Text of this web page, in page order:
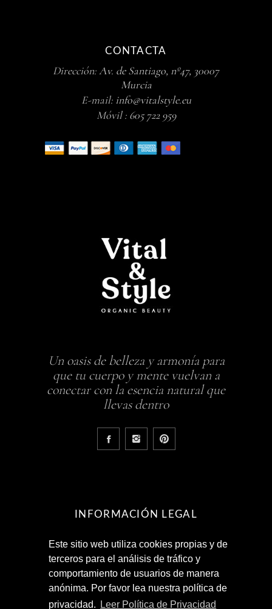
Este sitio web utiliza cookies propias y de
terceros para el análisis de tráfico y
comportamiento de usuarios de manera
anónima. Por favor lea nuestra política de
privacidad.
Leer Política de Privacidad
CONTACTA
Dirección:Av. de Santiago, nº47, 30007
Murcia
E-mail: info@vitalstyle.eu
Móvil : 605 722 959
Un oasis de belleza y armonía para
que tu cuerpo y mente vuelvan a
conectar con la esencia natural que
llevas dentro
INFORMACIÓN LEGAL
Aviso Legal
Política de Privacidad
Términos y Condiciones